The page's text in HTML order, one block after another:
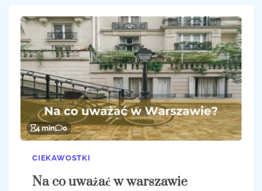
4 min 0
CIEKAWOSTKI
Na co uważać w warszawie